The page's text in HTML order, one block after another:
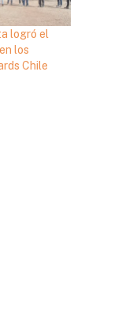
logró el
los
Chile